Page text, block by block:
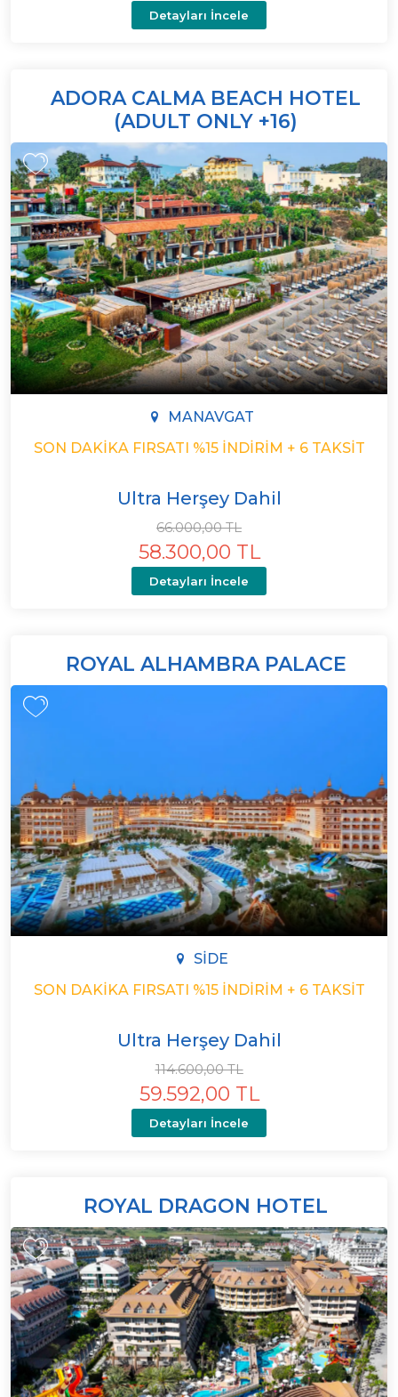
Detayları İncele
ADORA CALMA BEACH HOTEL
(ADULT ONLY +16)
MANAVGAT
SON DAKIKA FIRSATI %15 İNDIRIM + 6 TAKSIT
Ultra Herşey Dahil
66.000,00 TL
58.300,00 TL
Detayları İncele
ROYAL ALHAMBRA PALACE
SIDE
SON DAKIKA FIRSATI %15 İNDIRIM + 6 TAKSIT
Ultra Herşey Dahil
114.600,00 TL
59.592,00 TL
Detayları İncele
ROYAL DRAGON HOTEL